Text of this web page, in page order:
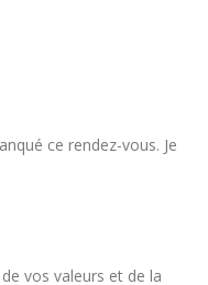
ce rendez-vous. Je
vos valeurs et de la